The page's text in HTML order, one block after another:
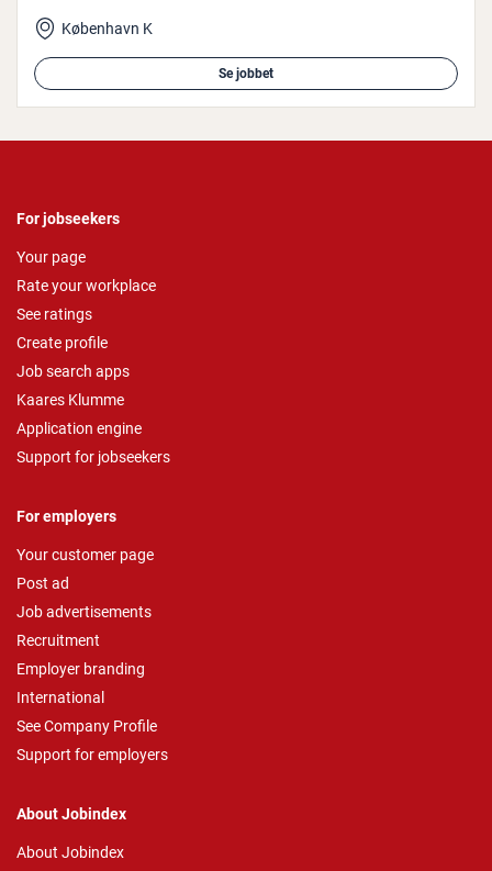
København K
Se jobbet
For jobseekers
Your page
Rate your workplace
See ratings
Create profile
Job search apps
Kaares Klumme
Application engine
Support for jobseekers
For employers
Your customer page
Post ad
Job advertisements
Recruitment
Employer branding
International
See Company Profile
Support for employers
About Jobindex
About Jobindex